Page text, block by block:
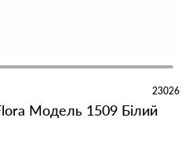
23026
Модель 1509 Білий